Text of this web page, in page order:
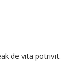
de vita potrivit.